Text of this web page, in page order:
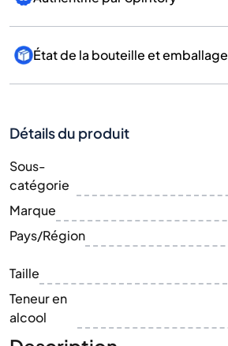
État de la bouteille et emballage
Détails du produit
Sous-
catégorie
Marque
Pays/Région
Taille
Teneur en
alcool